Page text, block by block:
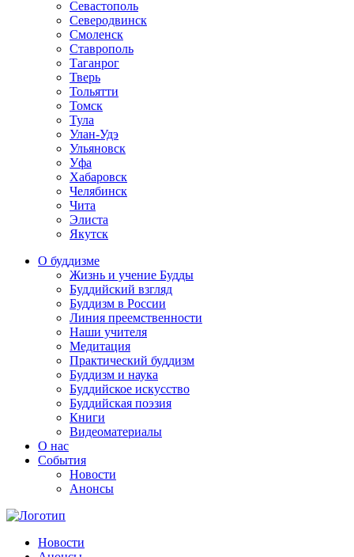
Севастополь
Северодвинск
Смоленск
Ставрополь
Таганрог
Тверь
Тольятти
Томск
Тула
Улан-Удэ
Ульяновск
Уфа
Хабаровск
Челябинск
Чита
Элиста
Якутск
О буддизме
Жизнь и учение Будды
Буддийский взгляд
Буддизм в России
Линия преемственности
Наши учителя
Медитация
Практический буддизм
Буддизм и наука
Буддийское искусство
Буддийская поэзия
Книги
Видеоматериалы
О нас
События
Новости
Анонсы
Новости